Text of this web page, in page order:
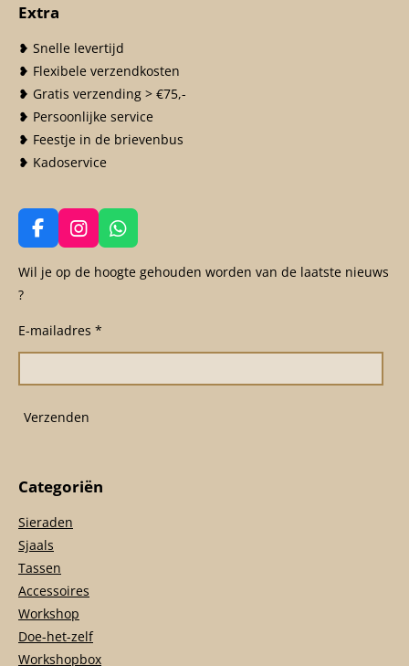
Extra
❥ Snelle levertijd
❥ Flexibele verzendkosten
❥ Gratis verzending > €75,-
❥ Persoonlijke service
❥ Feestje in de brievenbus
❥ Kadoservice
F
a
c
o
o
I
n
s
g
r
m
W
h
a
p
Wil je op de hoogte gehouden worden van de laatste nieuws
?
E-mailadres *
Verzenden
Categoriën
Sieraden
Sjaals
Tassen
Accessoires
Workshop
Doe-het-zelf
Workshopbox